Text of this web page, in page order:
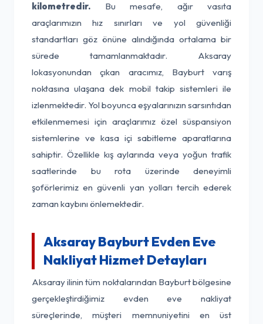
kilometredir. Bu mesafe, ağır vasıta
araçlarımızın hız sınırları ve yol güvenliği
standartları göz önüne alındığında ortalama bir
sürede tamamlanmaktadır. Aksaray
lokasyonundan çıkan aracımız, Bayburt varış
noktasına ulaşana dek mobil takip sistemleri ile
izlenmektedir. Yol boyunca eşyalarınızın sarsıntıdan
etkilenmemesi için araçlarımız özel süspansiyon
sistemlerine ve kasa içi sabitleme aparatlarına
sahiptir. Özellikle kış aylarında veya yoğun trafik
saatlerinde bu rota üzerinde deneyimli
şoförlerimiz en güvenli yan yolları tercih ederek
zaman kaybını önlemektedir.
Aksaray Bayburt Evden Eve
Nakliyat Hizmet Detayları
Aksaray ilinin tüm noktalarından Bayburt bölgesine
gerçekleştirdiğimiz evden eve nakliyat
süreçlerinde, müşteri memnuniyetini en üst